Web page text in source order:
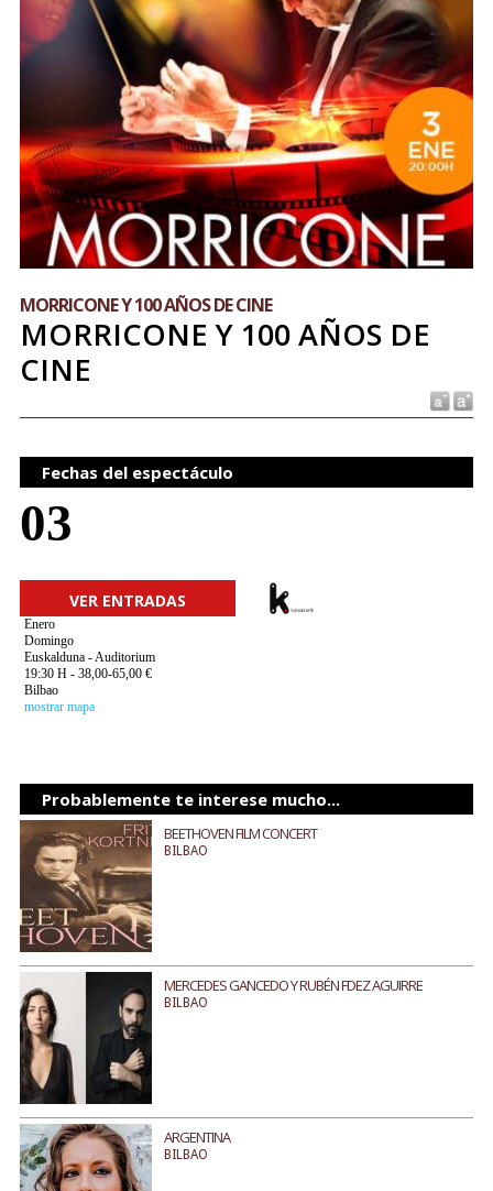
MORRICONE Y 100 AÑOS DE CINE
MORRICONE Y 100 AÑOS DE
CINE
Fechas del espectáculo
03
VER ENTRADAS
Enero
Domingo
Euskalduna - Auditorium
19:30 H - 38,00-65,00 €
Bilbao
mostrar mapa
Probablemente te interese mucho...
BEETHOVEN FILM CONCERT
BILBAO
MERCEDES GANCEDO Y RUBÉN FDEZ AGUIRRE
BILBAO
ARGENTINA
BILBAO